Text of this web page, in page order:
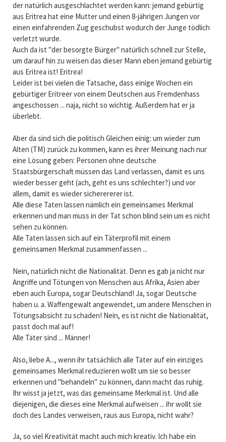
der natürlich ausgeschlachtet werden kann: jemand gebürtig
aus Eritrea hat eine Mutter und einen 8-jährigen Jungen vor
einen einfahrenden Zug geschubst wodurch der Junge tödlich
verletzt wurde.
Auch da ist "der besorgte Bürger" natürlich schnell zur Stelle,
um darauf hin zu weisen das dieser Mann eben jemand gebürtig
aus Eritrea ist! Eritrea!
Leider ist bei vielen die Tatsache, dass einige Wochen ein
gebürtiger Eritreer von einem Deutschen aus Fremdenhass
angeschossen ... naja, nicht so wichtig. Außerdem hat er ja
überlebt.
Aber da sind sich die politisch Gleichen einig: um wieder zum
Alten (TM) zurück zu kommen, kann es ihrer Meinung nach nur
eine Lösung geben: Personen ohne deutsche
Staatsbürgerschaft müssen das Land verlassen, damit es uns
wieder besser geht (ach, geht es uns schlechter?) und vor
allem, damit es wieder sicherererer ist.
Alle diese Taten lassen nämlich ein gemeinsames Merkmal
erkennen und man muss in der Tat schon blind sein um es nicht
sehen zu können.
Alle Taten lassen sich auf ein Täterprofil mit einem
gemeinsamen Merkmal zusammenfassen ...
Nein, natürlich nicht die Nationalität. Denn es gab ja nicht nur
Angriffe und Tötungen von Menschen aus Afrika, Asien aber
eben auch Europa, sogar Deutschland! Ja, sogar Deutsche
haben u. a. Waffengewalt angewendet, um andere Menschen in
Tötungsabsicht zu schaden! Nein, es ist nicht die Nationalität,
passt doch mal auf!
Alle Täter sind ... Männer!
Also, liebe A..., wenn ihr tatsächlich alle Täter auf ein einziges
gemeinsames Merkmal reduzieren wollt um sie so besser
erkennen und "behandeln" zu können, dann macht das ruhig.
Ihr wisst ja jetzt, was das gemeinsame Merkmal ist. Und alle
diejenigen, die dieses eine Merkmal aufweisen ... ihr wollt sie
doch des Landes verweisen, raus aus Europa, nicht wahr?
Ja, so viel Kreativität macht auch mich kreativ. Ich habe ein